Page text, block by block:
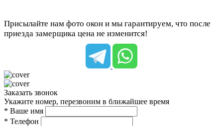
Присылайте нам фото окон и мы гарантируем, что после
приезда замерщика цена не изменится!
Заказать звонок
Укажите номер, перезвоним в ближайшее время
* Ваше имя
* Телефон